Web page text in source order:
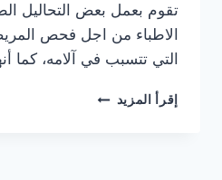
تقوم بعمل بعض التحاليل
الاطباء من اجل فحص
التي تتسبب في آلامه، كما
إقرأ المزيد معامل